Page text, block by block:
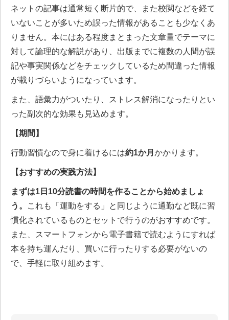
ネットの記事は通常短く断片的で、また校閲などを経て
いないことが多いため誤った情報があることも少なくあ
りません。本にはある程度まとまった文章量でテーマに
対して論理的な解説があり、出版までに複数の人間が誤
記や事実関係などをチェックしているため間違った情報
が載りづらいようになっています。
また、語彙力がついたり、ストレス解消になったりとい
った副次的な効果も見込めます。
【期間】
行動習慣なので身に着けるには約1か月 かかります。
【おすすめの実践方法】
まずは1日10分読書の時間を作ることから始めましょ
う。
これも「運動をする」と同じように通勤など既に習
慣化されているものとセットで行うのがおすすめです。
また、スマートフォンから電子書籍で読むようにすれば
本を持ち運んだり、買いに行ったりする必要がないの
で、手軽に取り組めます。